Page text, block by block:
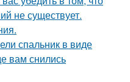
не существует.
спальник в виде
вам снились